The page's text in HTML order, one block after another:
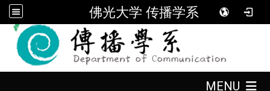
佛光大学 传播学系
MENU